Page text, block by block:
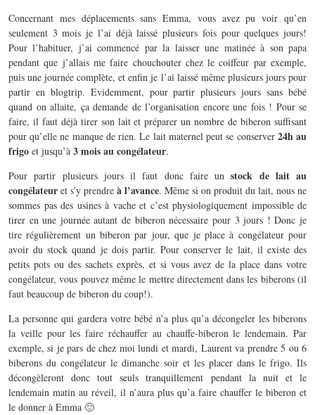
Concernant mes déplacements sans Emma, vous avez pu voir qu’en
seulement 3 mois je l’ai déjà laissé plusieurs fois pour quelques jours!
Pour l’habituer, j’ai commencé par la laisser une matinée à son papa
pendant que j’allais me faire chouchouter chez le coiffeur par exemple,
puis une journée complète, et enfin je l’ai laissé même plusieurs jours pour
partir en blogtrip. Evidemment, pour partir plusieurs jours sans bébé
quand on allaite, ça demande de l’organisation encore une fois ! Pour se
faire, il faut déjà tirer son lait et préparer un nombre de biberon suffisant
pour qu’elle ne manque de rien. Le lait maternel peut se conserver 24h au
frigo et jusqu’à 3 mois au congélateur.
Pour partir plusieurs jours il faut donc faire unstock de lait au
congélateur et s’y prendre à l’avance. Même si on produit du lait, nous ne
sommes pas des usines à vache et c’est physiologiquement impossible de
tirer en une journée autant de biberon nécessaire pour 3 jours ! Donc je
tire régulièrement un biberon par jour, que je place à congélateur pour
avoir du stock quand je dois partir. Pour conserver le lait, il existe des
petits pots ou des sachets exprès, et si vous avez de la place dans votre
congélateur, vous pouvez même le mettre directement dans les biberons (il
faut beaucoup de biberon du coup!).
La personne qui gardera votre bébé n’a plus qu’a décongeler les biberons
la veille pour les faire réchauffer au chauffe-biberon le lendemain. Par
exemple, si je pars de chez moi lundi et mardi, Laurent va prendre 5 ou 6
biberons du congélateur le dimanche soir et les placer dans le frigo. Ils
décongèleront donc tout seuls tranquillement pendant la nuit et le
lendemain matin au réveil, il n’aura plus qu’a faire chauffer le biberon et
le donner à Emma 🙂